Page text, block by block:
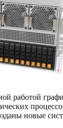
работой
новые